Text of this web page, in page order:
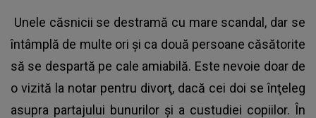
Unele căsnicii se destramă cu mare scandal, dar se
întâmplă de multe ori şi ca două persoane căsătorite
să se despartă pe cale amiabilă. Este nevoie doar de
o vizită la notar pentru divorţ, dacă cei doi se înţeleg
asupra partajului bunurilor şi a custudiei copiilor. În